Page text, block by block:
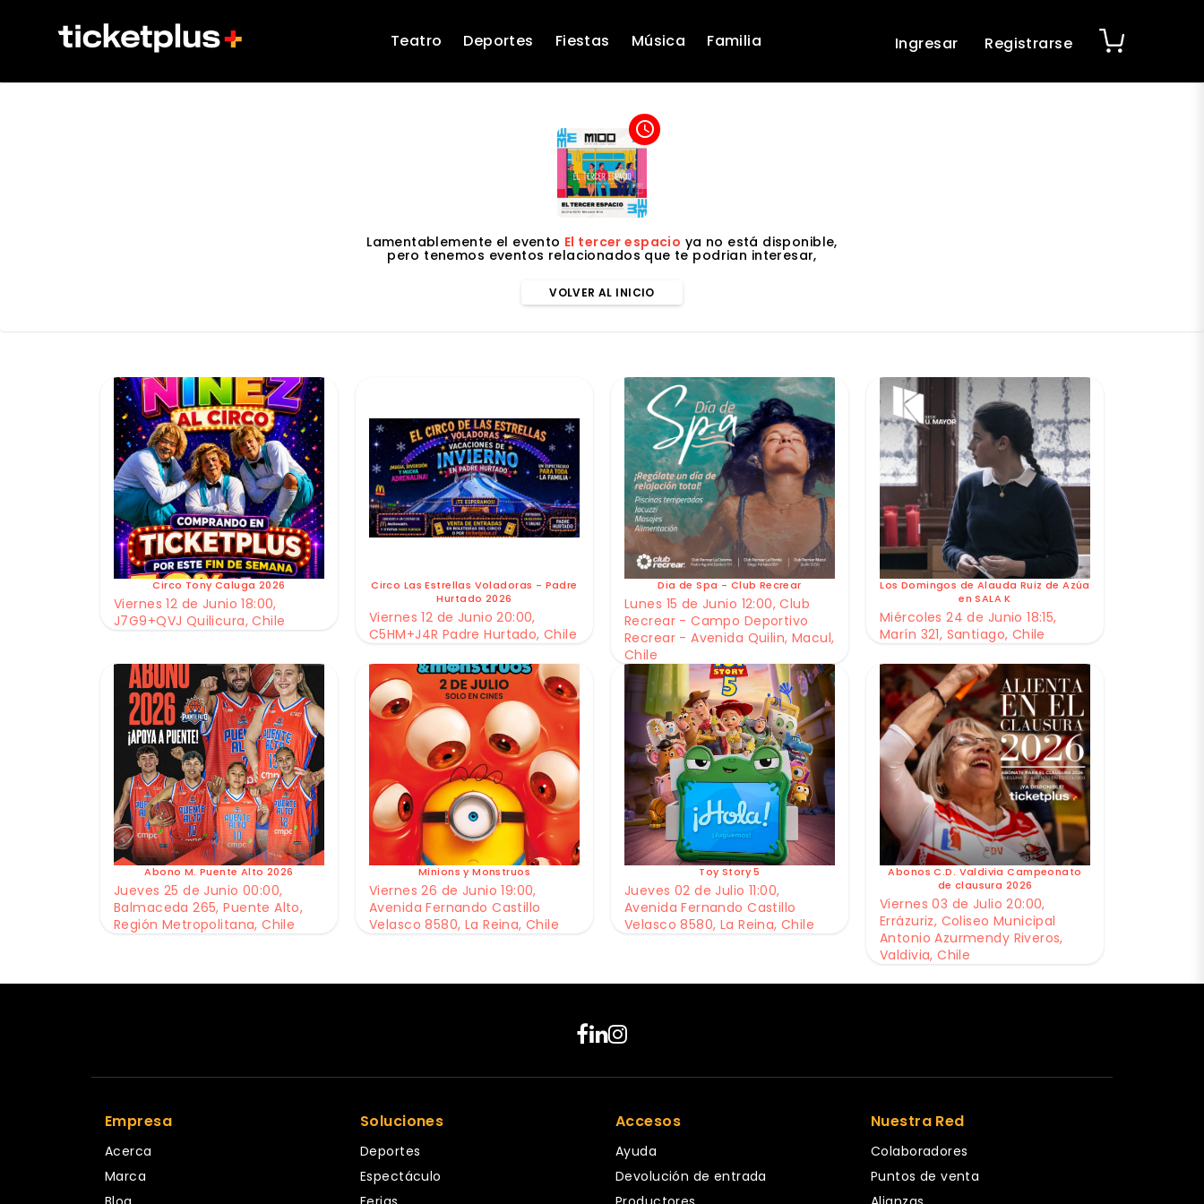
Teatro Deportes Fiestas Música Familia Ingresar Registrarse
access_time
Lamentablemente el evento El tercer espacio ya no está disponible,
pero tenemos eventos relacionados que te podrian interesar,
VOLVER AL INICIO
Circo Tony Caluga 2026
Viernes 12 de Junio 18:00,
J7G9+QVJ Quilicura, Chile
Circo Las Estrellas Voladoras - Padre
Hurtado 2026
Viernes 12 de Junio 20:00,
C5HM+J4R Padre Hurtado, Chile
Dia de Spa - Club Recrear
Lunes 15 de Junio 12:00, Club
Recrear - Campo Deportivo
Recrear - Avenida Quilin, Macul,
Chile
Los Domingos de Alauda Ruiz de Azúa
en SALA K
Miércoles 24 de Junio 18:15,
Marín 321, Santiago, Chile
Abono M. Puente Alto 2026
Jueves 25 de Junio 00:00,
Balmaceda 265, Puente Alto,
Región Metropolitana, Chile
Minions y Monstruos
Viernes 26 de Junio 19:00,
Avenida Fernando Castillo
Velasco 8580, La Reina, Chile
Toy Story 5
Jueves 02 de Julio 11:00,
Avenida Fernando Castillo
Velasco 8580, La Reina, Chile
Abonos C.D. Valdivia Campeonato
de clausura 2026
Viernes 03 de Julio 20:00,
Errázuriz, Coliseo Municipal
Antonio Azurmendy Riveros,
Valdivia, Chile
Empresa
Acerca
Marca
Soluciones
Deportes
Espectáculo
Accesos
Ayuda
Devolución de entrada
Nuestra Red
Colaboradores
Puntos de venta